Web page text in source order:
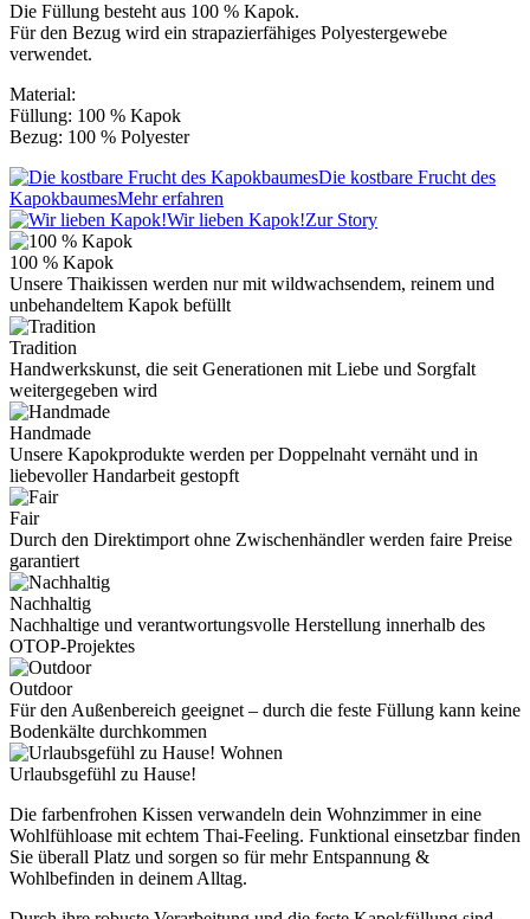
Die Füllung besteht aus 100 % Kapok.
Für den Bezug wird ein strapazierfähiges Polyestergewebe
verwendet.
Material:
Füllung: 100 % Kapok
Bezug: 100 % Polyester
Die kostbare Frucht des
KapokbaumesMehr erfahren
Wir lieben Kapok!Zur Story
100 % Kapok
Unsere Thaikissen werden nur mit wildwachsendem, reinem und
unbehandeltem Kapok befüllt
Tradition
Handwerkskunst, die seit Generationen mit Liebe und Sorgfalt
weitergegeben wird
Handmade
Unsere Kapokprodukte werden per Doppelnaht vernäht und in
liebevoller Handarbeit gestopft
Fair
Durch den Direktimport ohne Zwischenhändler werden faire Preise
garantiert
Nachhaltig
Nachhaltige und verantwortungsvolle Herstellung innerhalb des
OTOP-Projektes
Outdoor
Für den Außenbereich geeignet – durch die feste Füllung kann keine
Bodenkälte durchkommen
Wohnen
Urlaubsgefühl zu Hause!
Die farbenfrohen Kissen verwandeln dein Wohnzimmer in eine
Wohlfühloase mit echtem Thai-Feeling. Funktional einsetzbar finden
Sie überall Platz und sorgen so für mehr Entspannung &
Wohlbefinden in deinem Alltag.